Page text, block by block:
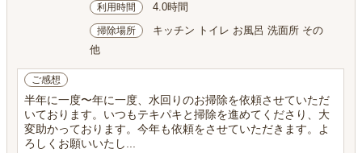
利用時間 4.0時間
掃除場所
キッチン トイレ お風呂 洗面所 その
他
ご感想
半年に一度〜年に一度、水回りのお掃除を依頼させていただ
いております。いつもテキパキと掃除を進めてくださり、大
変助かっております。今年も依頼をさせていただきます。よ
ろしくお願いいたし...